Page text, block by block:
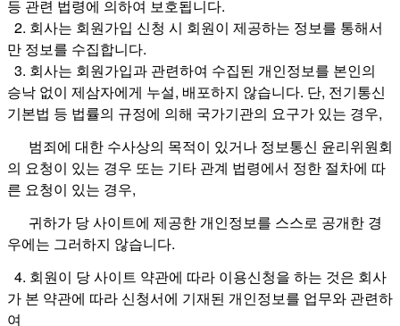
등 관련 법령에 의하여 보호됩니다.
2. 회사는 회원가입 신청 시 회원이 제공하는 정보를 통해서
만 정보를 수집합니다.
3. 회사는 회원가입과 관련하여 수집된 개인정보를 본인의
승낙 없이 제삼자에게 누설, 배포하지 않습니다. 단, 전기통신
기본법 등 법률의 규정에 의해 국가기관의 요구가 있는 경우,
범죄에 대한 수사상의 목적이 있거나 정보통신 윤리위원회
의 요청이 있는 경우 또는 기타 관계 법령에서 정한 절차에 따
른 요청이 있는 경우,
귀하가 당 사이트에 제공한 개인정보를 스스로 공개한 경
우에는 그러하지 않습니다.
4. 회원이 당 사이트 약관에 따라 이용신청을 하는 것은 회사
가 본 약관에 따라 신청서에 기재된 개인정보를 업무와 관련하
여